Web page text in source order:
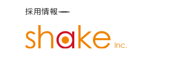
採用情報